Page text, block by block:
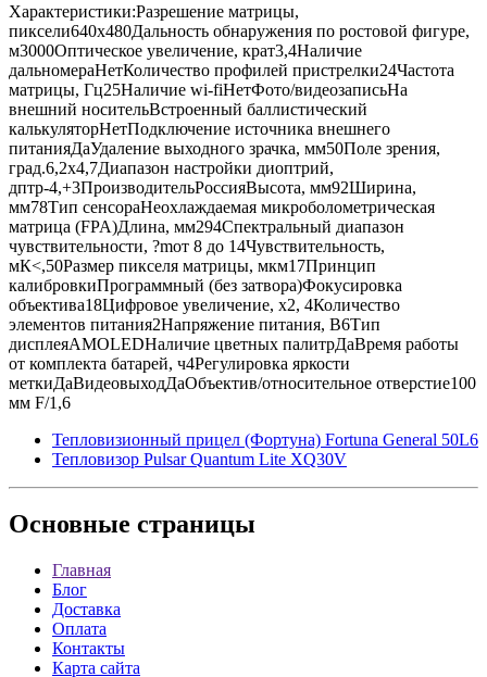
Характеристики:Разрешение матрицы,
пиксели640x480Дальность обнаружения по ростовой фигуре,
м3000Оптическое увеличение, крат3,4Наличие
дальномераНетКоличество профилей пристрелки24Частота
матрицы, Гц25Наличие wi-fiНетФото/видеозаписьНа
внешний носительВстроенный баллистический
калькуляторНетПодключение источника внешнего
питанияДаУдаление выходного зрачка, мм50Поле зрения,
град.6,2x4,7Диапазон настройки диоптрий,
дптр-4,+3ПроизводительРоссияВысота, мм92Ширина,
мм78Тип сенсораНеохлаждаемая микроболометрическая
матрица (FPA)Длина, мм294Спектральный диапазон
чувствительности, ?mот 8 до 14Чувствительность,
мК<,50Размер пикселя матрицы, мкм17Принцип
калибровкиПрограммный (без затвора)Фокусировка
объектива18Цифровое увеличение, х2, 4Количество
элементов питания2Напряжение питания, В6Тип
дисплеяAMOLEDНаличие цветных палитрДаВремя работы
от комплекта батарей, ч4Регулировка яркости
меткиДаВидеовыходДаОбъектив/относительное отверстие100
мм F/1,6
Тепловизионный прицел (Фортуна) Fortuna General 50L6
Тепловизор Pulsar Quantum Lite XQ30V
Основные страницы
Главная
Блог
Доставка
Оплата
Контакты
Карта сайта